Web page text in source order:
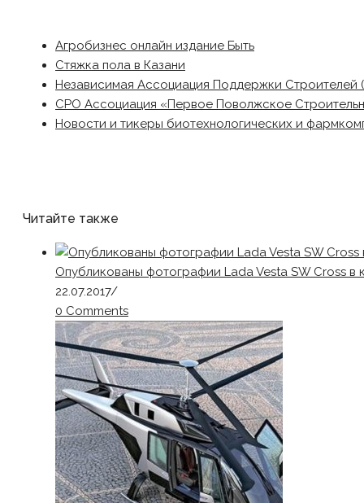
Агробизнес онлайн издание Быть
Стяжка пола в Казани
Независимая Ассоциация Поддержки Строителей
СРО Ассоциация «Первое Поволжское
Новости и тикеры биотехнологических и
Читайте также
Опубликованы фотографии Lada Vesta SW Cross в
22.07.2017/
0 Comments